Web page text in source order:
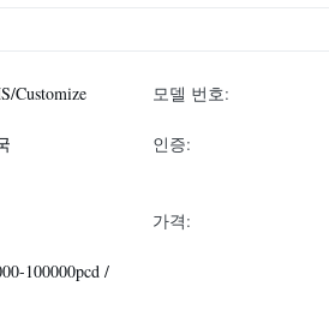
Customize 모델 번호:
인증:
가격:
100000pcd /